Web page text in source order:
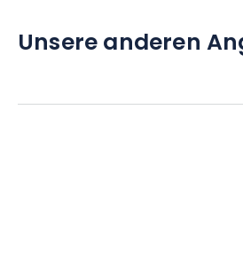
Unsere anderen